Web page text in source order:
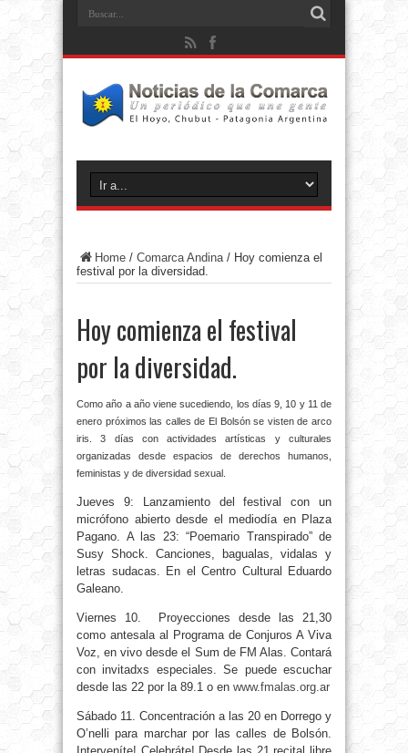
Home / Comarca Andina/ Hoy comienza el
festival por la diversidad.
Hoy comienza el festival
por la diversidad.
Como año a año viene sucediendo, los días 9, 10 y 11 de
enero próximos las calles de El Bolsón se visten de arco
iris. 3 días con actividades artísticas y culturales
organizadas desde espacios de derechos humanos,
feministas y de diversidad sexual.
Jueves 9: Lanzamiento del festival con un
micrófono abierto desde el mediodía en Plaza
Pagano. A las 23: “Poemario Transpirado” de
Susy Shock. Canciones, bagualas, vidalas y
letras sudacas. En el Centro Cultural Eduardo
Galeano.
Viernes 10. Proyecciones desde las 21,30
como antesala al Programa de Conjuros A Viva
Voz, en vivo desde el Sum de FM Alas. Contará
con invitadxs especiales. Se puede escuchar
desde las 22 por la 89.1 o en www.fmalas.org.ar
Sábado 11. Concentración a las 20 en Dorrego y
O’nelli para marchar por las calles de Bolsón.